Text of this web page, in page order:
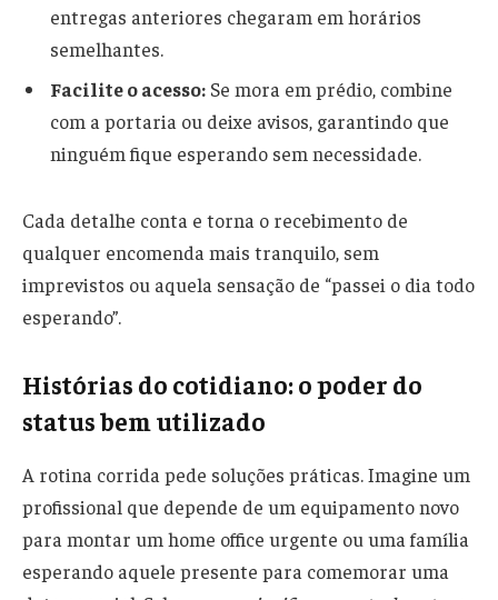
entregas anteriores chegaram em horários
semelhantes.
Facilite o acesso: Se mora em prédio, combine
com a portaria ou deixe avisos, garantindo que
ninguém fique esperando sem necessidade.
Cada detalhe conta e torna o recebimento de
qualquer encomenda mais tranquilo, sem
imprevistos ou aquela sensação de “passei o dia todo
esperando”.
Histórias do cotidiano: o poder do
status bem utilizado
A rotina corrida pede soluções práticas. Imagine um
profissional que depende de um equipamento novo
para montar um home office urgente ou uma família
esperando aquele presente para comemorar uma